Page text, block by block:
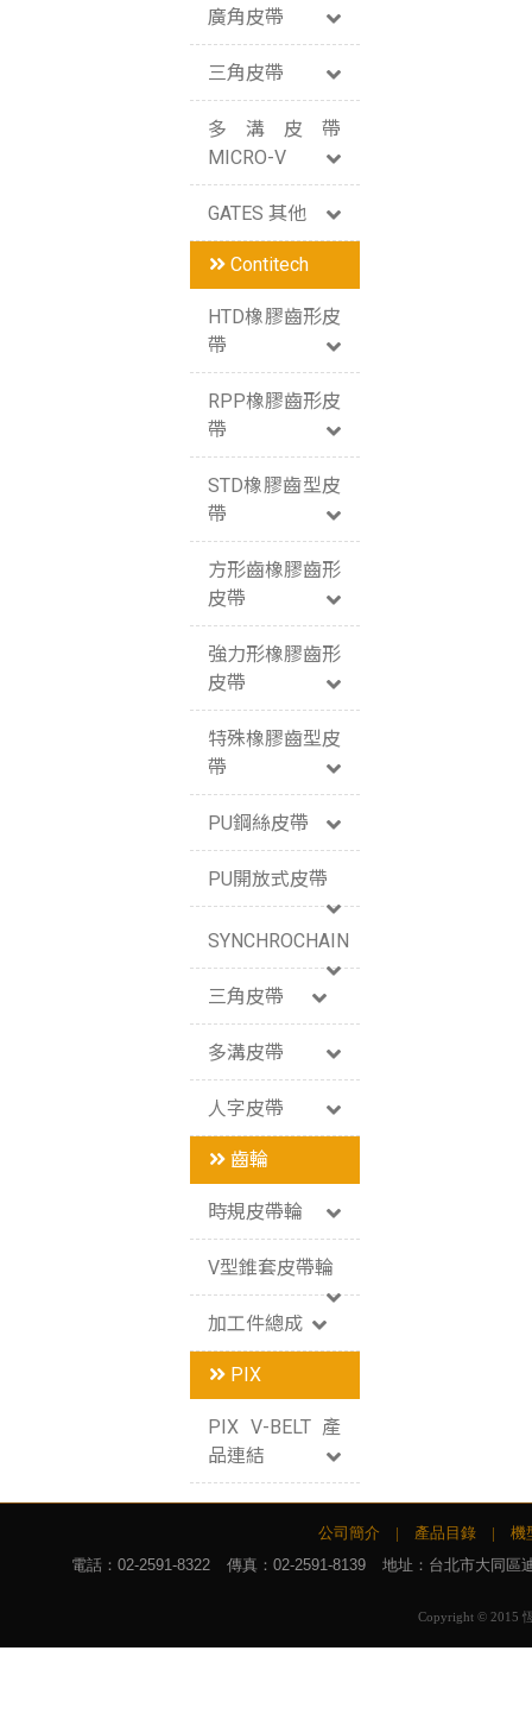
廣角皮帶
三角皮帶
多溝皮帶
MICRO-V
GATES 其他
Contitech
HTD橡膠齒形皮
帶
RPP橡膠齒形皮
帶
STD橡膠齒型皮
帶
方形齒橡膠齒形
皮帶
強力形橡膠齒形
皮帶
特殊橡膠齒型皮
帶
PU鋼絲皮帶
PU開放式皮帶
SYNCHROCHAIN
三角皮帶
多溝皮帶
人字皮帶
齒輪
時規皮帶輪
V型錐套皮帶輪
加工件總成
PIX
PIX V-BELT 產
品連結
公司簡介 | 產品目錄 |
機
電話：02-2591-8322 傳真：02-2591-8139 地址：台北市大同區
Copyright © 2015